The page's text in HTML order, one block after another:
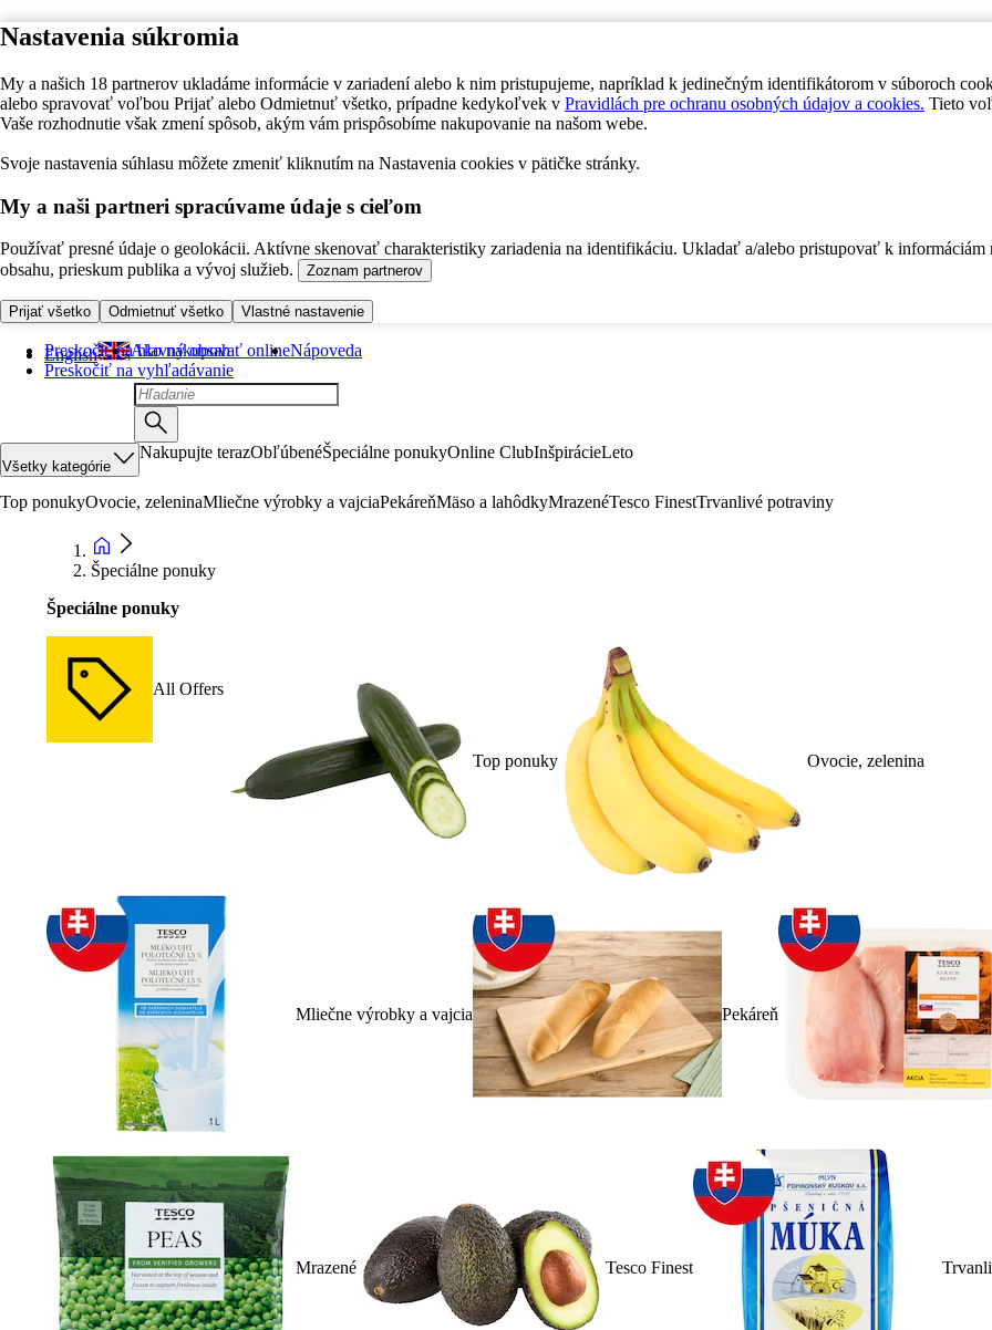
Nastavenia súkromia
My a našich 18 partnerov ukladáme informácie v zariadení alebo k nim pristupujeme, napríklad k jedinečným identifikátorom v súboroch
alebo spravovať voľbou Prijať alebo Odmietnuť všetko, prípadne kedykoľvek v Pravidlách pre ochranu osobných údajov a cookies. Tieto
Vaše rozhodnutie však zmení spôsob, akým vám prispôsobíme nakupovanie na našom webe.
Svoje nastavenia súhlasu môžete zmeniť kliknutím na Nastavenia cookies v pätičke stránky.
My a naši partneri spracúvame údaje s cieľom
Používať presné údaje o geolokácii. Aktívne skenovať charakteristiky zariadenia na identifikáciu. Ukladať a/alebo pristupovať k informáciám
obsahu, prieskum publika a vývoj služieb.
Zoznam partnerov
Prijať všetko Odmietnuť všetko Vlastné nastavenie
Preskočiť na hlavný obsah
Preskočiť na vyhľadávanie
English Ako nakupovať onlineNápoveda
Všetky kategórie
Nakupujte terazObľúbenéŠpeciálne ponukyOnline ClubInšpirácieLeto
Top ponukyOvocie, zeleninaMliečne výrobky a vajciaPekáreňMäso a lahôdkyMrazenéTesco FinestTrvanlivé potraviny
Špeciálne ponuky
Špeciálne ponuky
All Offers
Top ponuky Ovocie, zelenina
Mliečne výrobky a vajcia Pekáreň
Mrazené Tesco Finest